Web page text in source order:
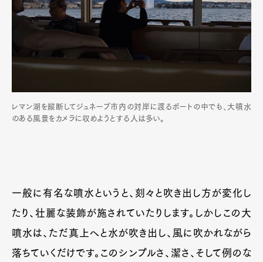
レマン湖を縦断してジュネーブ市内の対岸に渡るボートの中でも、大噴水
のある風景をカメラに収めようとする人は多い。
一般に有名な噴水というと、刻々と吹き出し方が変化し
たり、壮麗な装飾が施されていたりします。しかしこの大
噴水は、ただ真上へと水が吹き出し、風に吹かれながら
落ちていくだけです。このシンプルさ、潔さ、そして例のな